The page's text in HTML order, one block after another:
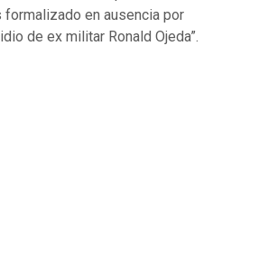
en ausencia por
de ex militar Ronald Ojeda”.